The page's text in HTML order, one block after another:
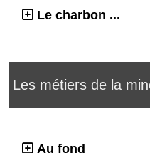
Le charbon ...
Les métiers de la
Au fond